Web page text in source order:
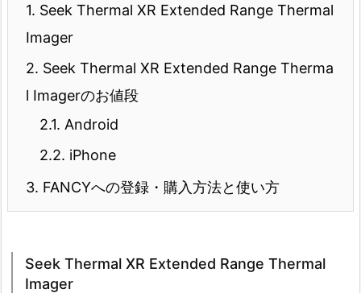
1. Seek Thermal XR Extended Range Thermal
Imager
2. Seek Thermal XR Extended Range Therma
l Imagerのお値段
2.1. Android
2.2. iPhone
3. FANCYへの登録・購入方法と使い方
Seek Thermal XR Extended Range Thermal
Imager